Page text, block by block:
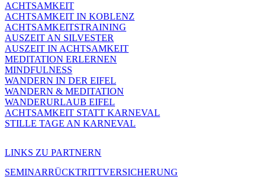
ACHTSAMKEIT
ACHTSAMKEIT IN KOBLENZ
ACHTSAMKEITSTRAINING
AUSZEIT AN SILVESTER
AUSZEIT IN ACHTSAMKEIT
MEDITATION ERLERNEN
MINDFULNESS
WANDERN IN DER EIFEL
WANDERN & MEDITATION
WANDERURLAUB EIFEL
ACHTSAMKEIT STATT KARNEVAL
STILLE TAGE AN KARNEVAL
LINKS ZU PARTNERN
SEMINARRÜCKTRITTVERSICHERUNG